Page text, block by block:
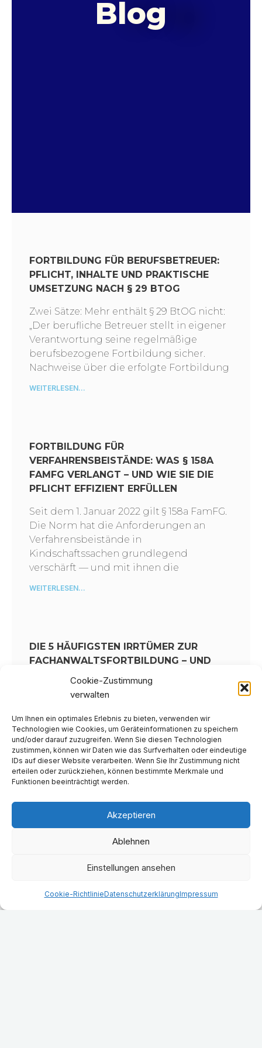
Cookie-Zustimmung
verwalten
Um Ihnen ein optimales Erlebnis zu bieten, verwenden wir
Technologien wie Cookies, um Geräteinformationen zu speichern
und/oder darauf zuzugreifen. Wenn Sie diesen Technologien
zustimmen, können wir Daten wie das Surfverhalten oder eindeutige
IDs auf dieser Website verarbeiten. Wenn Sie Ihr Zustimmung nicht
erteilen oder zurückziehen, können bestimmte Merkmale und
Funktionen beeinträchtigt werden.
Akzeptieren
Ablehnen
Einstellungen ansehen
Cookie-RichtlinieDatenschutzerklärungImpressum
Blog
FORTBILDUNG FÜR BERUFSBETREUER:
PFLICHT, INHALTE UND PRAKTISCHE
UMSETZUNG NACH § 29 BTOG
Zwei Sätze: Mehr enthält § 29 BtOG nicht:
„Der berufliche Betreuer stellt in eigener
Verantwortung seine regelmäßige
berufsbezogene Fortbildung sicher.
Nachweise über die erfolgte Fortbildung
WEITERLESEN...
FORTBILDUNG FÜR
VERFAHRENSBEISTÄNDE: WAS § 158A
FAMFG VERLANGT – UND WIE SIE DIE
PFLICHT EFFIZIENT ERFÜLLEN
Seit dem 1. Januar 2022 gilt § 158a FamFG.
Die Norm hat die Anforderungen an
Verfahrensbeistände in
Kindschaftssachen grundlegend
verschärft — und mit ihnen die
WEITERLESEN...
DIE 5 HÄUFIGSTEN IRRTÜMER ZUR
FACHANWALTSFORTBILDUNG – UND
WAS WIRKLICH GILT
Jedes Jahr aufs Neue: Die
Zeitstunden müssen nachgewiesen
werden. Soweit die Theorie. In der Praxis
kursieren jedoch zahlreiche
Missverständnisse darüber, wie die
Fortbildungspflicht nach § 15 FAO
kosten nicht nur Zeit, sondern manchmal